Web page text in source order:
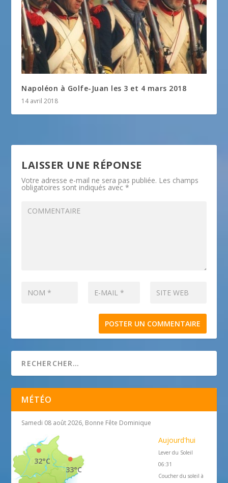
Napoléon à Golfe-Juan les 3 et 4 mars 2018
14 avril 2018
LAISSER UNE RÉPONSE
Votre adresse e-mail ne sera pas publiée. Les champs
obligatoires sont indiqués avec*
MÉTÉO
Samedi 08 août 2026, Bonne Fête Dominique
33°C
32°C
Aujourd'hui
Lever du Soleil
06:31
Coucher du soleil à